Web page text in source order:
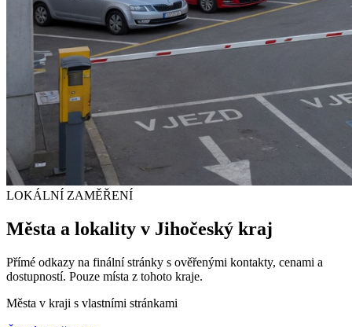
LOKÁLNÍ ZAMĚŘENÍ
Města a lokality v Jihočeský kraj
Přímé odkazy na finální stránky s ověřenými kontakty, cenami a
dostupností. Pouze místa z tohoto kraje.
Města v kraji s vlastními stránkami